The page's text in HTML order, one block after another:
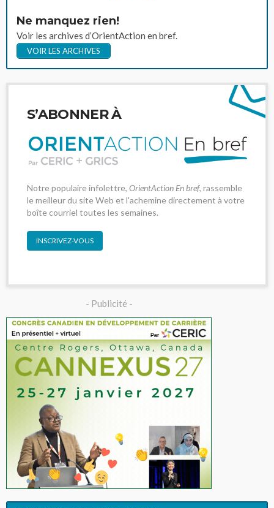
Ne manquez rien!
Voir les archives d’OrientAction en bref.
VOIR LES ARCHIVES
S’ABONNER À
Notre populaire infolettre, OrientAction En bref, rassemble
le meilleur du site Web et l'achemine directement à votre
boîte courriel toutes les semaines.
INSCRIVEZ-VOUS
- Publicité -